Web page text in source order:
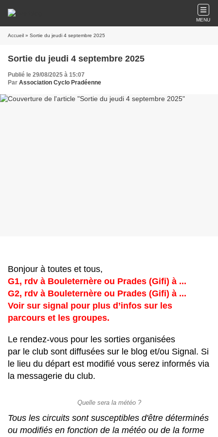
MENU
Accueil » Sortie du jeudi 4 septembre 2025
Sortie du jeudi 4 septembre 2025
Publié le 29/08/2025 à 15:07
Par Association Cyclo Pradéenne
Bonjour à toutes et tous,
G1, rdv à Bouleternère ou Prades (Gifi) à ...
G2, rdv à Bouleternère ou Prades (Gifi) à ...
Voir sur signal pour plus d’infos sur les
parcours et les groupes.
Le rendez-vous pour les sorties organisées
par le club sont diffusées sur le blog et/ou Signal. Si
le lieu du départ est modifié vous serez informés via
la messagerie du club.
Quelle sera la météo ?
Tous les circuits sont susceptibles d'être déterminés
ou modifiés en fonction de la météo ou de la forme